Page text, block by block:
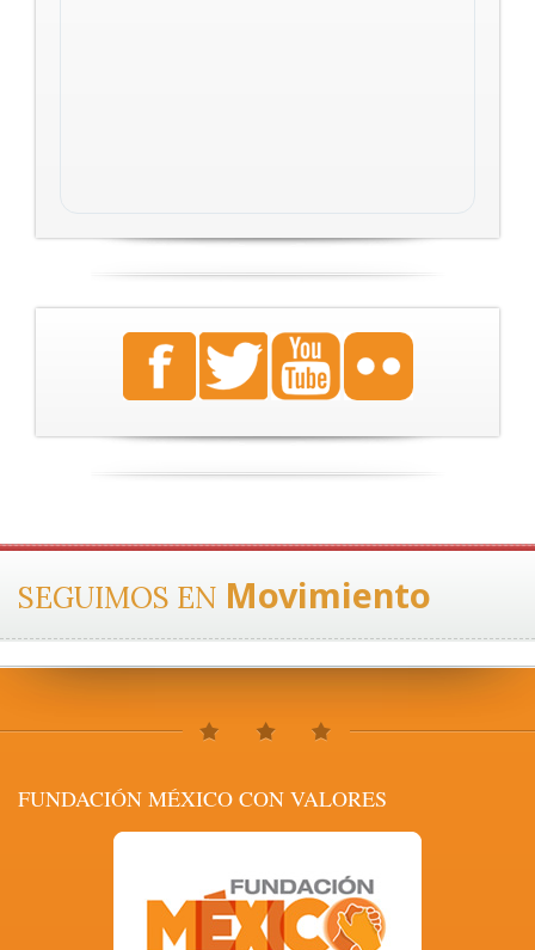
SEGUIMOS EN Movimiento
FUNDACIÓN MÉXICO CON VALORES